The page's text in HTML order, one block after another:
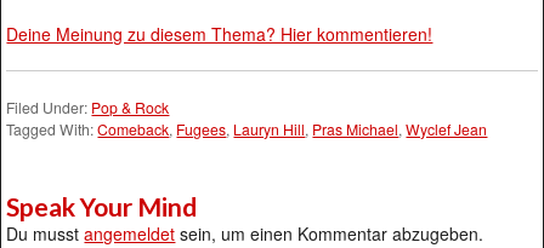
Deine Meinung zu diesem Thema? Hier kommentieren!
Filed Under: Pop & Rock
Tagged With:Comeback, Fugees, Lauryn Hill, Pras Michael,Wyclef Jean
Speak Your Mind
Du musstangemeldet sein, um einen Kommentar abzugeben.